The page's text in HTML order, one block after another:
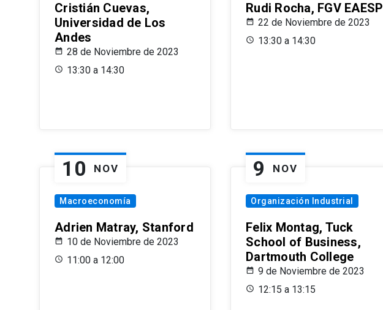
Cristián Cuevas,
Universidad de Los
Andes
28 de Noviembre de 2023
13:30 a 14:30
Rudi Rocha, FGV EAESP
22 de Noviembre de 2023
13:30 a 14:30
10 NOV
Macroeconomía
Adrien Matray, Stanford
10 de Noviembre de 2023
11:00 a 12:00
9 NOV
Organización Industrial
Felix Montag, Tuck
School of Business,
Dartmouth College
9 de Noviembre de 2023
12:15 a 13:15